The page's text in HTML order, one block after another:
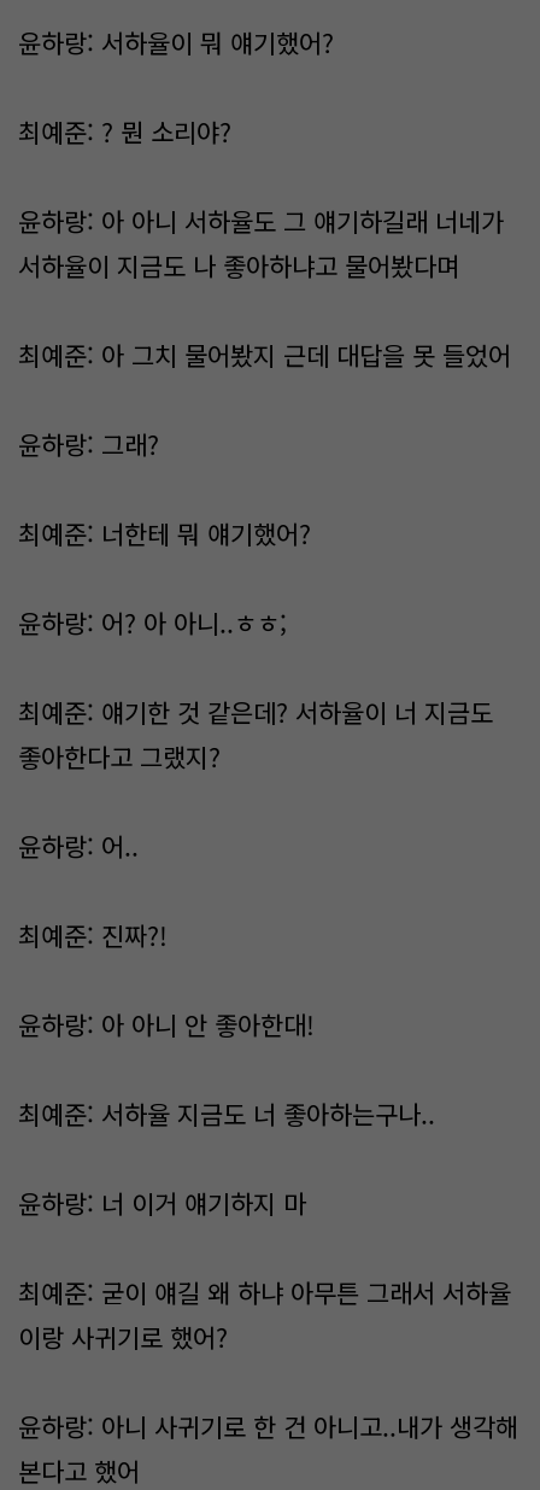
윤하랑: 서하율이 뭐 얘기했어?
최예준: ? 뭔 소리야?
윤하랑: 아 아니 서하율도 그 얘기하길래 너네가
서하율이 지금도 나 좋아하냐고 물어봤다며
최예준: 아 그치 물어봤지 근데 대답을 못 들었어
윤하랑: 그래?
최예준: 너한테 뭐 얘기했어?
윤하랑: 어? 아 아니..ㅎㅎ;
최예준: 얘기한 것 같은데? 서하율이 너 지금도
좋아한다고 그랬지?
윤하랑: 어..
최예준: 진짜?!
윤하랑: 아 아니 안 좋아한대!
최예준: 서하율 지금도 너 좋아하는구나..
윤하랑: 너 이거 얘기하지 마
최예준: 굳이 얘길 왜 하냐 아무튼 그래서 서하율
이랑 사귀기로 했어?
윤하랑: 아니 사귀기로 한 건 아니고..내가 생각해
본다고 했어